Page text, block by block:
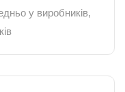
у виробників,